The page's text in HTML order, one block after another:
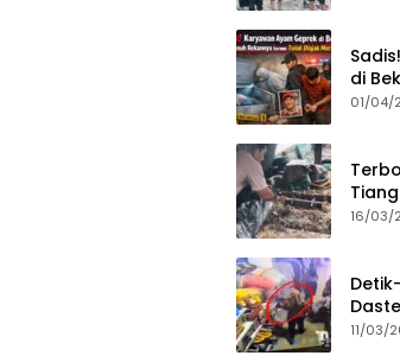
di
01/04/
ABK
16/03/
11/03/